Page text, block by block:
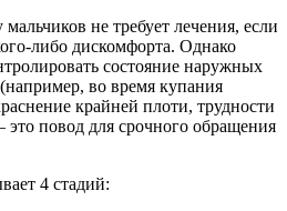
не требует лечения, если
либо дискомфорта. Однако
состояние наружных
во время купания
крайней плоти, трудности
это повод для срочного обращения
4 стадий: